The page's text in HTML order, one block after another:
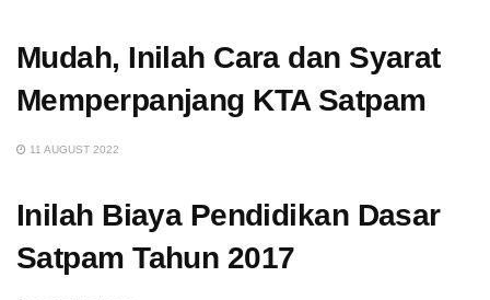
Mudah, Inilah Cara dan Syarat
Memperpanjang KTA Satpam
11 AUGUST 2022
Inilah Biaya Pendidikan Dasar
Satpam Tahun 2017